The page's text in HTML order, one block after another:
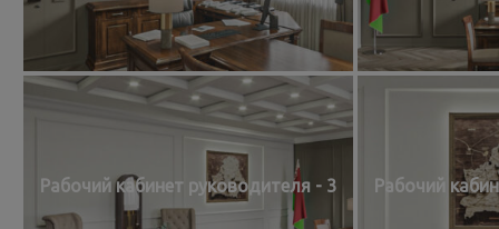
Рабочий кабинет руководителя - 3 Рабочий